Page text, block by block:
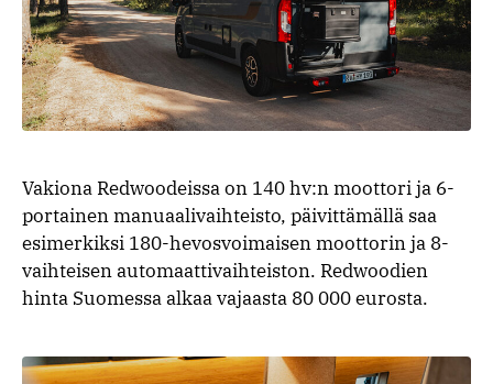
Vakiona Redwoodeissa on 140 hv:n moottori ja 6-
portainen manuaalivaihteisto, päivittämällä saa
esimerkiksi 180-hevosvoimaisen moottorin ja 8-
vaihteisen automaattivaihteiston. Redwoodien
hinta Suomessa alkaa vajaasta 80 000 eurosta.